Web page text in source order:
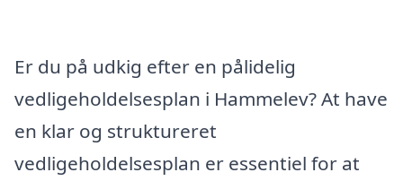
Er du på udkig efter en pålidelig
vedligeholdelsesplan i Hammelev? At have
en klar og struktureret
vedligeholdelsesplan er essentiel for at